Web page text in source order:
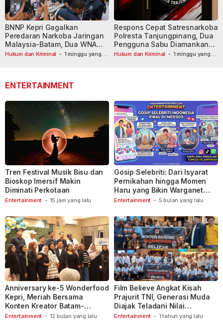
Hukum dan Kriminal - 1 minggu yang
BNNP Kepri Gagalkan
Peredaran Narkoba Jaringan
Malaysia-Batam, Dua WNA
Masih Diburu
Hukum dan Kriminal - 1 minggu yang
Respons Cepat Satresnarkoba
Polresta Tanjungpinang, Dua
Pengguna Sabu Diamankan
Usai Dilaporkan ke Call Center
ENTERTAINMENT
Entertainment - 15 jam yang lalu
Tren Festival Musik Bisu dan
Bioskop Imersif Makin
Diminati Perkotaan
Entertainment - 5 bulan yang lalu
Gosip Selebriti: Dari Isyarat
Pernikahan hingga Momen
Haru yang Bikin Warganet
Berspekulasi
Entertainment - 12 bulan yang lalu
Anniversary ke-5 Wonderfood
Kepri, Meriah Bersama
Konten Kreator Batam-
Tanjungpinang
Entertainment - 1 tahun yang lalu
Film Believe Angkat Kisah
Prajurit TNI, Generasi Muda
Diajak Teladani Nilai
Keberanian